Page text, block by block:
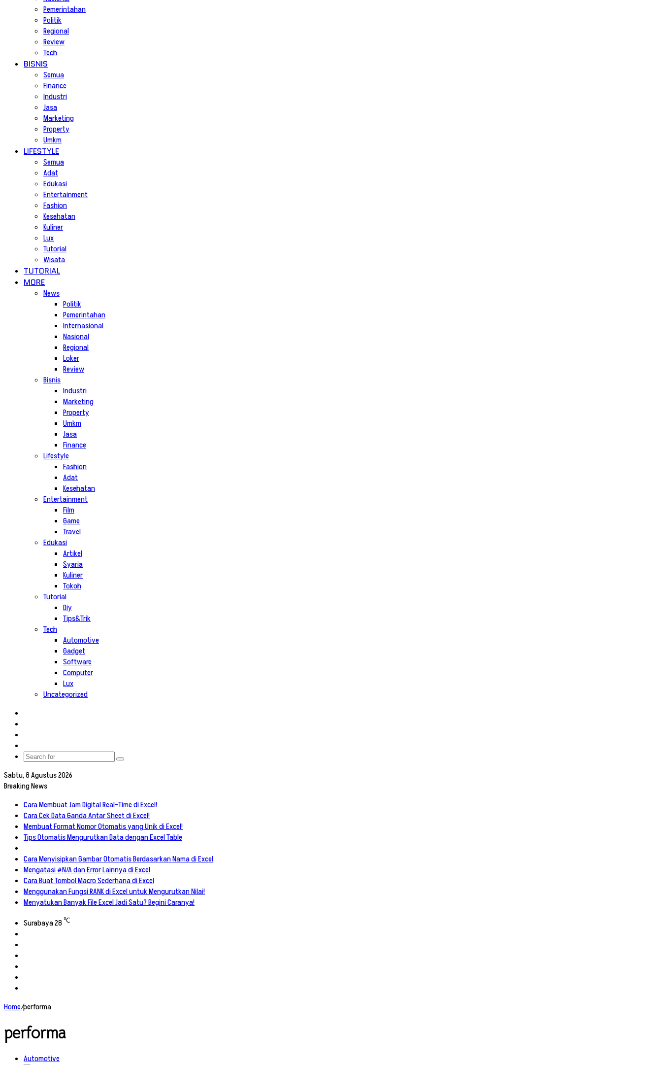
Pemerintahan
Politik
Regional
Review
Tech
BISNIS
Semua
Finance
Industri
Jasa
Marketing
Property
Umkm
LIFESTYLE
Semua
Adat
Edukasi
Entertainment
Fashion
Kesehatan
Kuliner
Lux
Tutorial
Wisata
TUTORIAL
MORE
News
Politik
Pemerintahan
Internasional
Nasional
Regional
Loker
Review
Bisnis
Industri
Marketing
Property
Umkm
Jasa
Finance
Lifestyle
Fashion
Adat
Kesehatan
Entertainment
Film
Game
Travel
Edukasi
Artikel
Syaria
Kuliner
Tokoh
Tutorial
Diy
Tips&Trik
Tech
Automotive
Gadget
Software
Computer
Lux
Uncategorized
skin
Search
Sabtu, 8 Agustus 2026
Breaking News
Cara Membuat Jam Digital Real-Time di Excel!
Cara Cek Data Ganda Antar Sheet di Excel!
Membuat Format Nomor Otomatis yang Unik di Excel!
Tips Otomatis Mengurutkan Data dengan Excel Table
Cara Menyisipkan Gambar Otomatis Berdasarkan Nama di Excel
Mengatasi #N/A dan Error Lainnya di Excel
Cara Buat Tombol Macro Sederhana di Excel
Menggunakan Fungsi RANK di Excel untuk Mengurutkan Nilai!
Menyatukan Banyak File Excel Jadi Satu? Begini Caranya!
Surabaya28℃
Home/performa
performa
Automotive